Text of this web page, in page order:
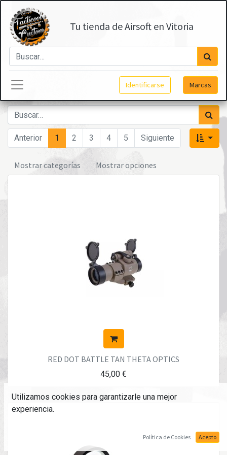
Tu tienda de Airsoft en Vitoria
Identificarse Marcas
Anterior 1 2 3 4 5 Siguiente
Mostrar categorías Mostrar opciones
RED DOT BATTLE TAN THETA OPTICS
45,00 €
Utilizamos cookies para garantizarle una mejor
experiencia.
Política de Cookies Acepto